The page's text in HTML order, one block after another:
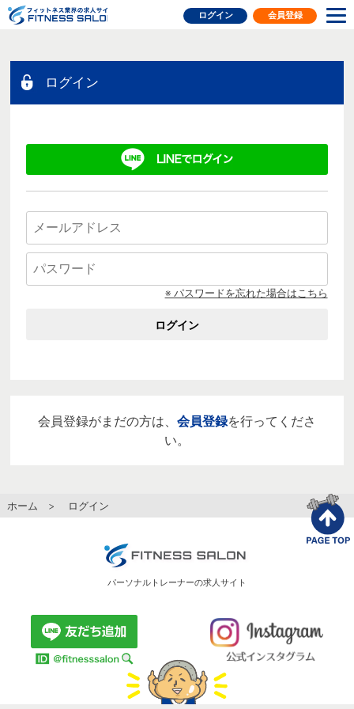
フィットネス業界の求人
ログイン 会員登録
ログイン
※ パスワードを忘れた場合はこちら
ログイン
会員登録がまだの方は、 会員登録を行ってくださ
い。
ホーム > ログイン
パーソナルトレーナーの求人サイト